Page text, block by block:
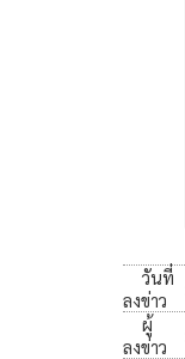
วันที่
ลงข่าว
ผู้
ลงข่าว